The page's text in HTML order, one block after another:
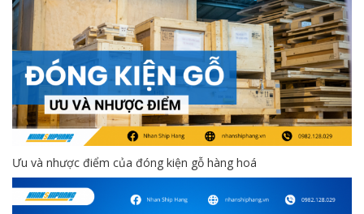
Ưu và nhược điểm của đóng kiện gỗ hàng hoá